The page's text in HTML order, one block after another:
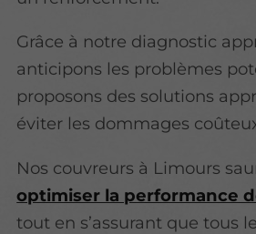
Grâce à notre diagnostic
anticipons les problèmes
proposons des solutions
éviter les dommages
Nos couvreurs à Limours
optimiser la performance
tout en s’assurant que tous